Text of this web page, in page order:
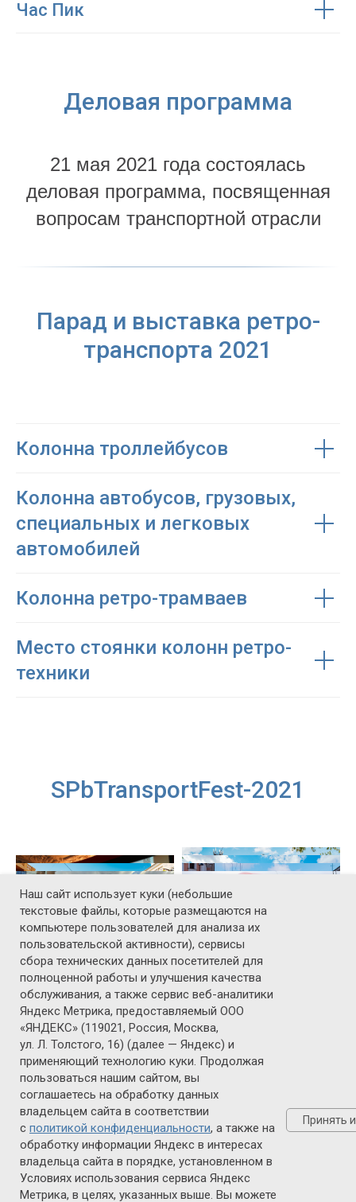
Час Пик
Деловая программа
21 мая 2021 года состоялась
деловая программа, посвященная
вопросам транспортной отрасли
Парад и выставка ретро-
транспорта 2021
Колонна троллейбусов
Колонна автобусов, грузовых,
специальных и легковых
автомобилей
Колонна ретро-трамваев
Место стоянки колонн ретро-
техники
SPbTransportFest-2021
Фотогалерея
Видеогалерея
Наш сайт использует куки (небольшие
текстовые файлы, которые размещаются на
компьютере пользователей для анализа их
пользовательской активности), сервисы
сбора технических данных посетителей для
полноценной работы и улучшения качества
обслуживания, а также сервис веб-аналитики
Яндекс Метрика, предоставляемый ООО
«ЯНДЕКС» (119021, Россия, Москва,
ул. Л. Толстого, 16) (далее — Яндекс) и
применяющий технологию куки. Продолжая
пользоваться нашим сайтом, вы
соглашаетесь на обработку данных
владельцем сайта в соответствии
с политикой конфиденциальности, а также на
обработку информации Яндекс в интересах
владельца сайта в порядке, установленном в
Условиях использования сервиса Яндекс
Метрика, в целях, указанных выше. Вы можете
Принять
20-22 МАЯ 2027
САНКТ-ПЕТЕРБУРГ
Политика ООО "ВО "РЕСТЭК" в